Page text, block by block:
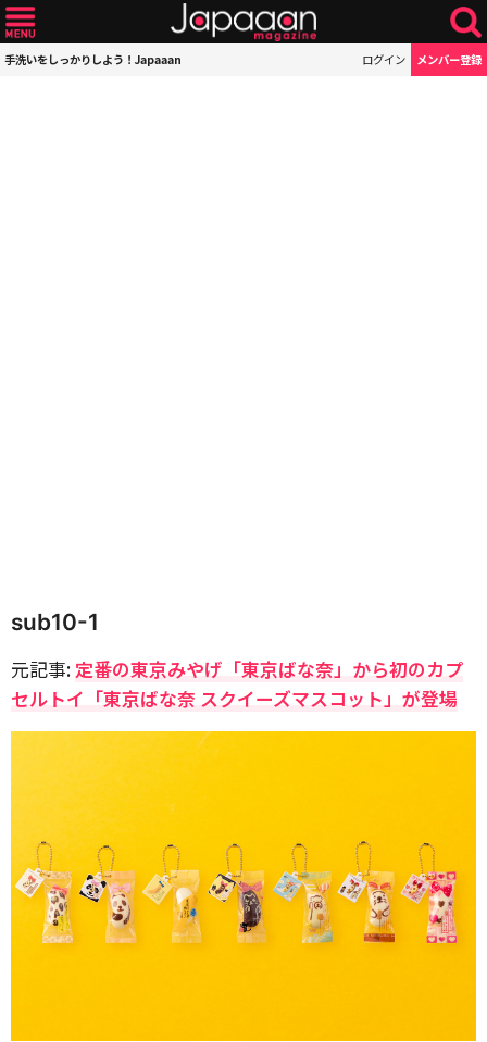
手洗いをしっかりしよう！Japaaan ログイン メンバー登録
sub10-1
元記事:定番の東京みやげ「東京ばな奈」から初のカプ
セルトイ「東京ばな奈 スクイーズマスコット」が登場